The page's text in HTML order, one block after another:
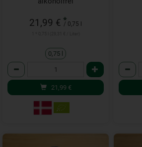
21,99 € *
/ 0,75 l
0,75 l
Anzahl
21,99 €
Anzahl